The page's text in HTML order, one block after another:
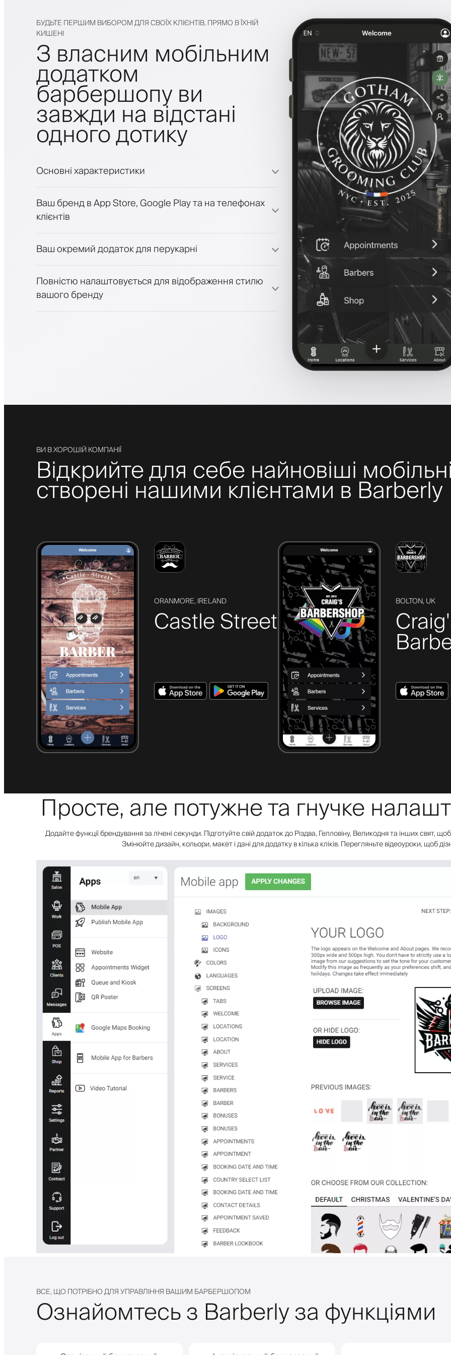
БУДЬТЕ ПЕРШИМ ВИБОРОМ ДЛЯ СВОЇХ КЛІЄНТІВ, ПРЯМО В ЇХНІЙ
КИШЕНІ
З власним мобільним
додатком
барбершопу ви
завжди на відстані
одного дотику
Основні характеристики
Платежі, застава
Продавати косметику
Ваш бренд в App Store, Google Play та на телефонах
клієнтів
Ваш окремий додаток для перукарні
Повністю налаштовується для відображення стилю
вашого бренду
ВИ В ХОРОШІЙ КОМПАНІЇ
Відкрийте для себе найновіші
створені нашими клієнтами в Barberly
ORANMORE, IRELAND
Castle Street
BOLTON, UK
Просте, але потужне та гнучке
Додайте функції брендування за лічені секунди. Підготуйте свій додаток до Різдва, Гелловіну, Великодня та інших свят,
Змінюйте дизайн, кольори, макет і дані для додатку в кілька кліків. Перегляньте відеоуроки, щоб
ВСЕ, ЩО ПОТРІБНО ДЛЯ УПРАВЛІННЯ ВАШИМ БАРБЕРШОПОМ
Ознайомтесь з Barberly за функціями